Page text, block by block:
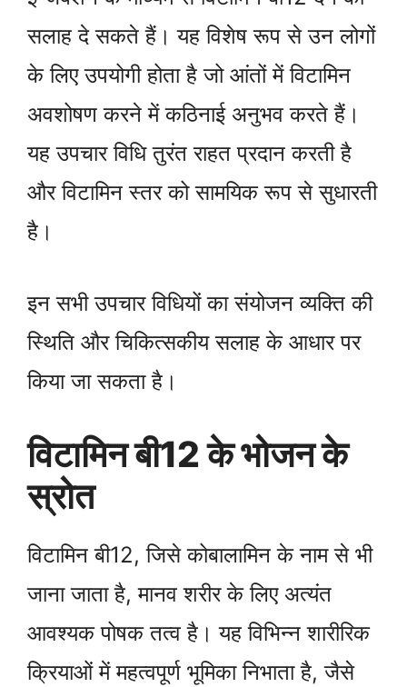
सलाह दे सकते हैं। यह विशेष रूप से उन लोगों
के लिए उपयोगी होता है जो आंतों में विटामिन
अवशोषण करने में कठिनाई अनुभव करते हैं।
यह उपचार विधि तुरंत राहत प्रदान करती है
और विटामिन स्तर को सामयिक रूप से सुधारती
है।
इन सभी उपचार विधियों का संयोजन व्यक्ति की
स्थिति और चिकित्सकीय सलाह के आधार पर
किया जा सकता है।
विटामिन बी12 के भोजन के
स्रोत
विटामिन बी12, जिसे कोबालामिन के नाम से भी
जाना जाता है, मानव शरीर के लिए अत्यंत
आवश्यक पोषक तत्व है। यह विभिन्न शारीरिक
क्रियाओं में महत्वपूर्ण भूमिका निभाता है, जैसे